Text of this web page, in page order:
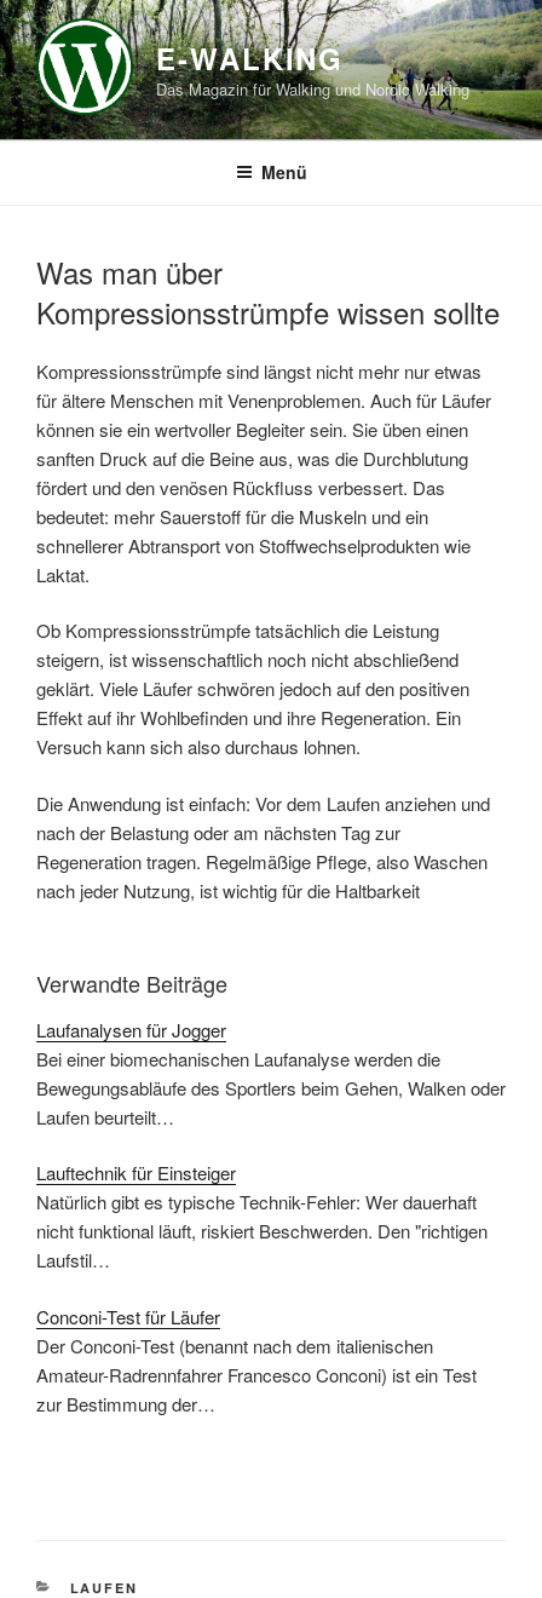
Zum
Inhalt
springen
E-WALKING
Das Magazin für Walking und Nordic Walking
Menü
Was man über
Kompressionsstrümpfe wissen sollte
Kompressionsstrümpfe sind längst nicht mehr nur etwas
für ältere Menschen mit Venenproblemen. Auch für Läufer
können sie ein wertvoller Begleiter sein. Sie üben einen
sanften Druck auf die Beine aus, was die Durchblutung
fördert und den venösen Rückfluss verbessert. Das
bedeutet: mehr Sauerstoff für die Muskeln und ein
schnellerer Abtransport von Stoffwechselprodukten wie
Laktat.
Ob Kompressionsstrümpfe tatsächlich die Leistung
steigern, ist wissenschaftlich noch nicht abschließend
geklärt. Viele Läufer schwören jedoch auf den positiven
Effekt auf ihr Wohlbefinden und ihre Regeneration. Ein
Versuch kann sich also durchaus lohnen.
Die Anwendung ist einfach: Vor dem Laufen anziehen und
nach der Belastung oder am nächsten Tag zur
Regeneration tragen. Regelmäßige Pflege, also Waschen
nach jeder Nutzung, ist wichtig für die Haltbarkeit
Verwandte Beiträge
Laufanalysen für Jogger
Bei einer biomechanischen Laufanalyse werden die
Bewegungsabläufe des Sportlers beim Gehen, Walken oder
Laufen beurteilt…
Lauftechnik für Einsteiger
Natürlich gibt es typische Technik-Fehler: Wer dauerhaft
nicht funktional läuft, riskiert Beschwerden. Den "richtigen
Laufstil…
Conconi-Test für Läufer
Der Conconi-Test (benannt nach dem italienischen
Amateur-Radrennfahrer Francesco Conconi) ist ein Test
zur Bestimmung der…
KATEGORIEN
LAUFEN